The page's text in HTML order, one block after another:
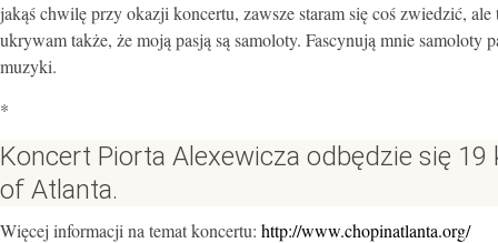
jakąś chwilę przy okazji koncertu, zawsze staram się coś zwiedzić,
ukrywam także, że moją pasją są samoloty. Fascynują mnie
muzyki.
*
Koncert Piorta Alexewicza odbędzie się
of Atlanta.
Więcej informacji na temat koncertu: http://www.chopinatlanta.org/